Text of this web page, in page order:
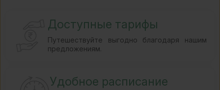
Доступные тарифы
Путешествуйте выгодно благодаря нашим
предложениям.
Удобное расписание